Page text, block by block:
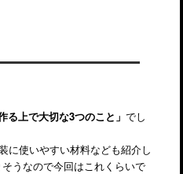
る上で大切な3つのこと」 でし
に使いやすい材料なども紹介し
うなので今回はこれくらいで